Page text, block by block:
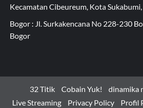
Kecamatan Cibeureum, Kota
Bogor : Jl. Surkakencana No 228-230
Bogor
32 Titik Cobain Yuk! dinamika
Live Streaming
Privacy Policy Profil